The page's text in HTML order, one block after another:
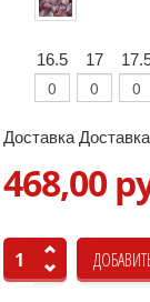
16.5 17
Доставка
468,00